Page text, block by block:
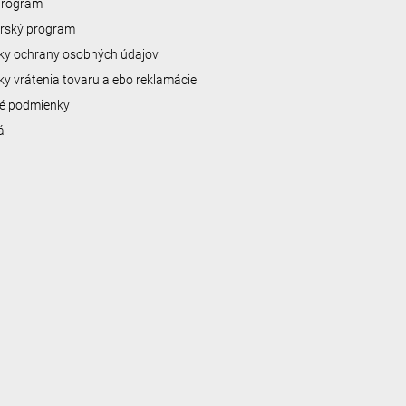
program
ochrany osobných údajov
vrátenia tovaru alebo reklamácie
podmienky